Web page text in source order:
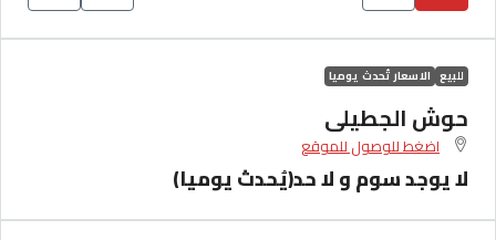
للبيع الاسعار تُحدث يوميا
حوش الجطيلى
اضغط للوصول للموقع
لا يوجد سوم و لا حد(يُحدث يوميا)